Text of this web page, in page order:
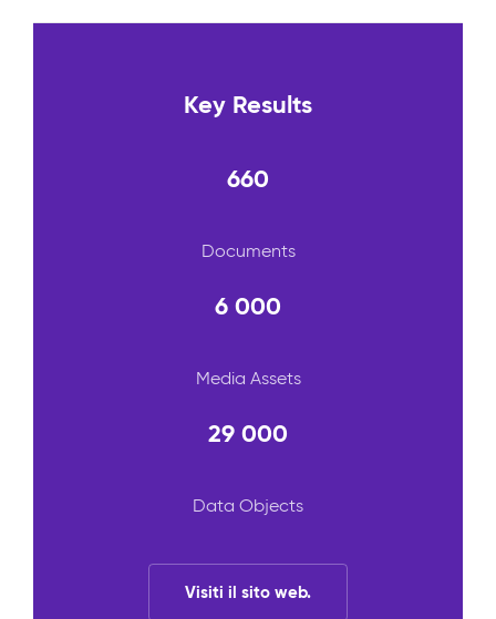
Key Results
660
Documents
6 000
Media Assets
29 000
Data Objects
Visiti il sito web.